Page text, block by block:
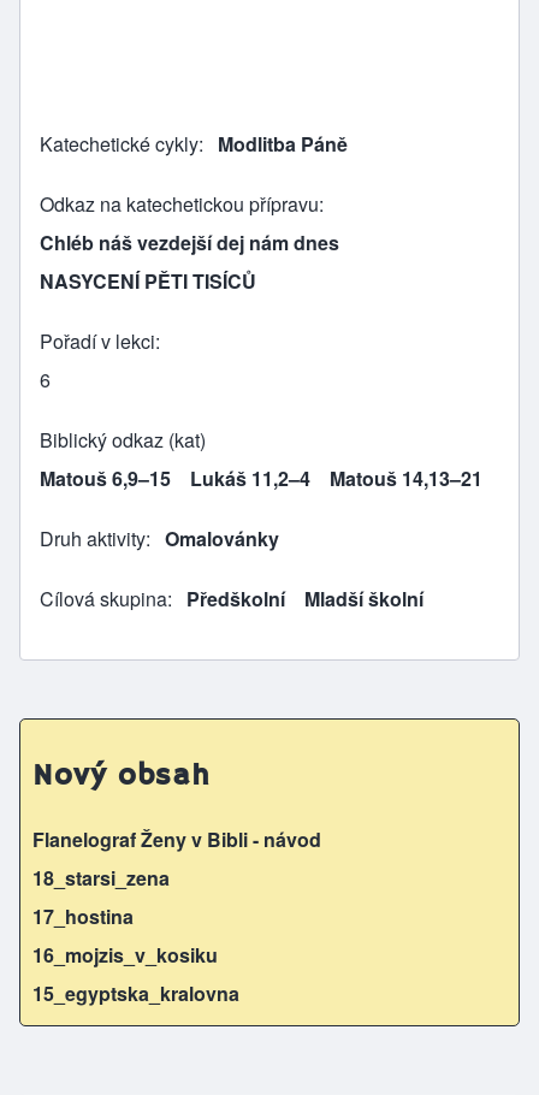
Katechetické cykly Modlitba Páně
Odkaz na katechetickou přípravu
Chléb náš vezdejší dej nám dnes
NASYCENÍ PĚTI TISÍCŮ
Pořadí v lekci
6
Biblický odkaz (kat)
Matouš 6,9–15
Lukáš 11,2–4 Matouš 14,13–21
Druh aktivity Omalovánky
Cílová skupina Předškolní Mladší školní
Nový obsah
Flanelograf Ženy v Bibli - návod
18_starsi_zena
17_hostina
16_mojzis_v_kosiku
15_egyptska_kralovna